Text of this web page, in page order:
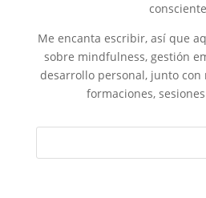
Me encanta escribir, así que
sobre mindfulness, gestión
desarrollo personal, junto con
formaciones,